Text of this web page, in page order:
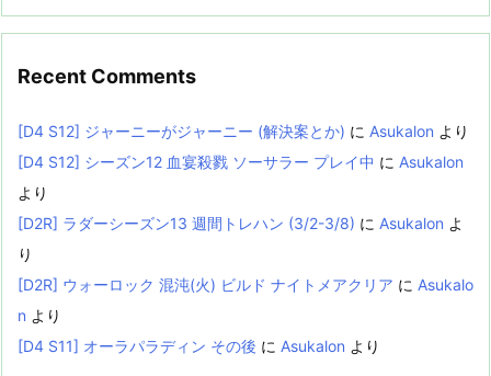
Recent Comments
[D4 S12] ジャーニーがジャーニー (解決案とか) に Asukalon より
[D4 S12] シーズン12 血宴殺戮 ソーサラー プレイ中 に Asukalon
より
[D2R] ラダーシーズン13 週間トレハン (3/2-3/8) に Asukalon よ
り
[D2R] ウォーロック 混沌(火) ビルド ナイトメアクリア に Asukalo
n より
[D4 S11] オーラパラディン その後 に Asukalon より